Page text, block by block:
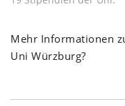
Mehr Informationen
Uni Würzburg?